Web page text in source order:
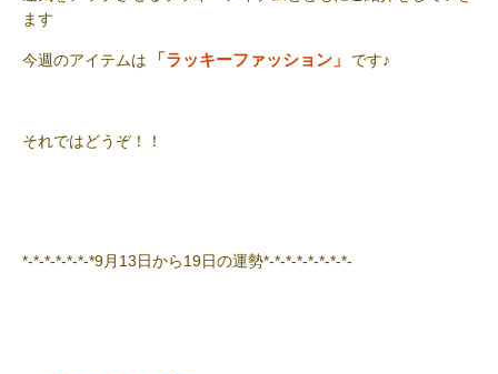
ます
今週のアイテムは 「ラッキーファッション」 です♪
それではどうぞ！！
*-*-*-*-*-*-*9月13日から19日の運勢*-*-*-*-*-*-*-*-